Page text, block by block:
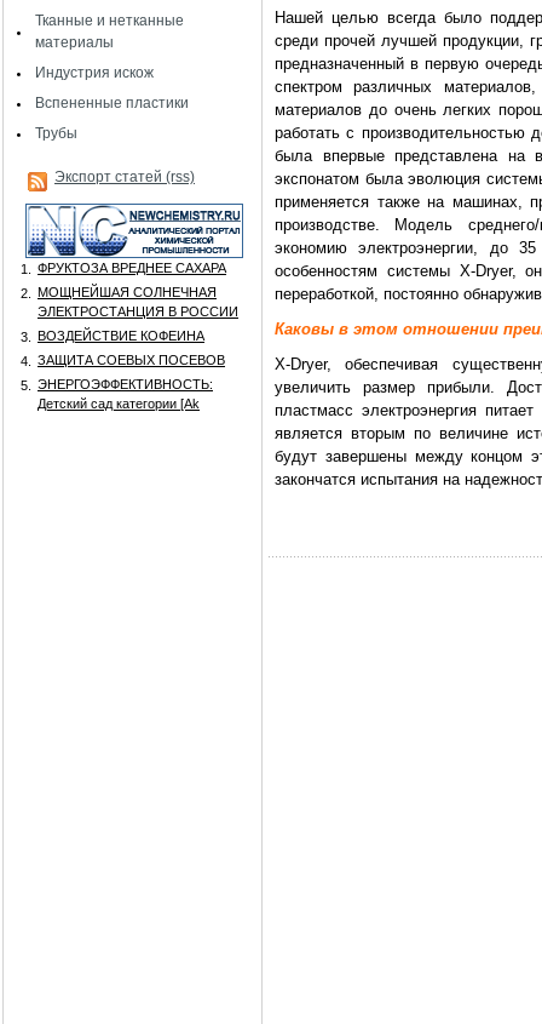
Тканные и нетканные
материалы
Индустрия искож
Вспененные пластики
Трубы
Экспорт статей (rss)
1.
ФРУКТОЗА ВРЕДНЕЕ САХАРА
2.
МОЩНЕЙШАЯ СОЛНЕЧНАЯ
ЭЛЕКТРОСТАНЦИЯ В РОССИИ
3.
ВОЗДЕЙСТВИЕ КОФЕИНА
4.
ЗАЩИТА СОЕВЫХ ПОСЕВОВ
5.
ЭНЕРГОЭФФЕКТИВНОСТЬ:
Детский сад категории [Аk
Нашей целью всегда было
среди прочей лучшей продукции,
предназначенный в первую
спектром различных
материалов до очень легких
работать с производительностью
была впервые представлена на
экспонатом была эволюция
применяется также на машинах,
производстве. Модель
экономию электроэнергии, до
особенностям системы X-Dryer,
переработкой, постоянно
Каковы в этом отношении
X-Dryer, обеспечивая
увеличить размер прибыли.
пластмасс электроэнергия
является вторым по величине
будут завершены между концом
закончатся испытания на